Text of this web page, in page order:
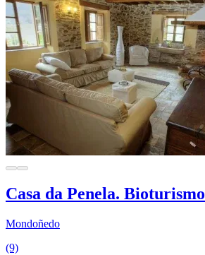
Casa da Penela. Bioturismo
Mondoñedo
(9)